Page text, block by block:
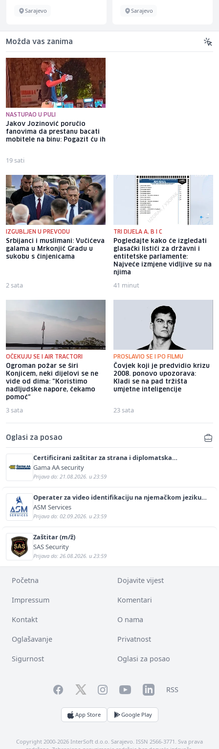
Sarajevo Sarajevo
Možda vas zanima
NASTUPAO U PULI
Jakov Jozinović poručio
fanovima da prestanu bacati
mobitele na binu: Pogazit ću ih
19 sati
IZGUBLJEN U PREVODU
Srbijanci i muslimani: Vučićeva
galama u Mrkonjić Gradu u
sukobu s činjenicama
2 sata
TRI DIJELA A, B I C
Pogledajte kako će izgledati
glasački listići za državni i
entitetske parlamente:
Najveće izmjene vidljive su na
njima
41 minut
OČEKUJU SE I AIR TRACTORI
Ogroman požar se širi
Konjicem, neki dijelovi se ne
vide od dima: "Koristimo
nadljudske napore, čekamo
pomoć"
3 sata
PROSLAVIO SE I PO FILMU
Čovjek koji je predvidio krizu
2008. ponovo upozorava:
Kladi se na pad tržišta
umjetne inteligencije
23 sata
Oglasi za posao
Certificirani zaštitar za strana i diplomatska
predstavništva (m/ž)
Gama AA security
Prijava do: 21.08.2026. u 23:59
Operater za video identifikaciju na njemačkom jeziku
(m/ž)
ASM Services
Prijava do: 02.09.2026. u 23:59
Zaštitar (m/ž)
SAS Security
Prijava do: 26.08.2026. u 23:59
Početna Dojavite vijest
Impressum Komentari
Kontakt O nama
Oglašavanje Privatnost
Sigurnost Oglasi za posao
FacebookTwitterInstagramYouTubeLinkedInRSS
App Store Google Play
Copyright 2000-2026 InterSoft d.o.o. Sarajevo. ISSN 2566-3771. Sva prava